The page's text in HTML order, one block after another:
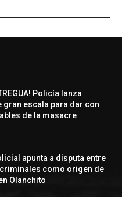
Policía lanza
gran escala para dar con
de la masacre
apunta a disputa entre
como origen de
Olanchito